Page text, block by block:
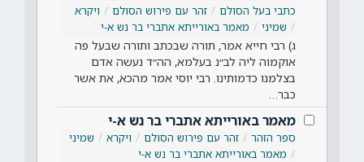
כתבי בעל הסולם
זהר עם פירוש הסולם
ויקרא
שמיני
מאמר באורייתא אתברי בר נש א-י
ג) רבי חייא אמר, תורה שבכתב ותורה שבעל פה
אוקמוה ליה לב״נ בעלמא, הה״ד נעשה אדם
בצלמנו כדמותינו. רבי יוסי אמר מהכא, את אשר
כבר…
מאמר באורייתא אתברי בר נש א-י
ספר הזהר זהר עם פירוש הסולם ויקרא
שמיני
מאמר באורייתא אתברי בר נש א-י